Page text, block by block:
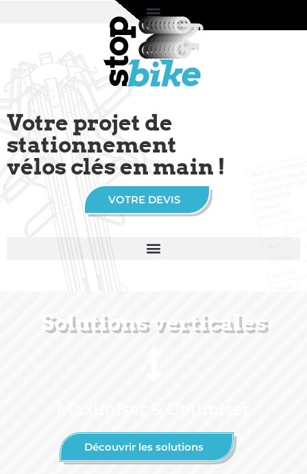
Votre projet de
stationnement
vélos clés en main !
VOTRE DEVIS
Solutions verticales
Découvrir les solutions